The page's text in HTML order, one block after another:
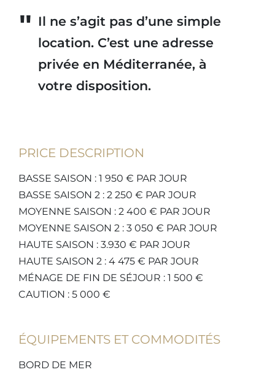
Il ne s’agit pas d’une simple
location. C’est une adresse
privée en Méditerranée, à
votre disposition.
PRICE DESCRIPTION
BASSE SAISON : 1 950 € PAR JOUR
BASSE SAISON 2 : 2 250 € PAR JOUR
MOYENNE SAISON : 2 400 € PAR JOUR
MOYENNE SAISON 2 : 3 050 € PAR JOUR
HAUTE SAISON : 3.930 € PAR JOUR
HAUTE SAISON 2 : 4 475 € PAR JOUR
MÉNAGE DE FIN DE SÉJOUR : 1 500 €
CAUTION : 5 000 €
ÉQUIPEMENTS ET COMMODITÉS
BORD DE MER